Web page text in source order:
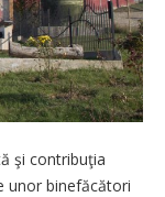
şi contribuţia
unor binefăcători